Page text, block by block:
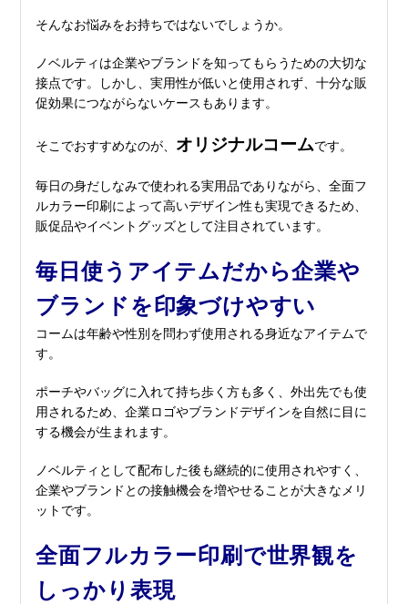
そんなお悩みをお持ちではないでしょうか。
ノベルティは企業やブランドを知ってもらうための大切な
接点です。しかし、実用性が低いと使用されず、十分な販
促効果につながらないケースもあります。
そこでおすすめなのが、 オリジナルコームです。
毎日の身だしなみで使われる実用品でありながら、全面フ
ルカラー印刷によって高いデザイン性も実現できるため、
販促品やイベントグッズとして注目されています。
毎日使うアイテムだから企業や
ブランドを印象づけやすい
コームは年齢や性別を問わず使用される身近なアイテムで
す。
ポーチやバッグに入れて持ち歩く方も多く、外出先でも使
用されるため、企業ロゴやブランドデザインを自然に目に
する機会が生まれます。
ノベルティとして配布した後も継続的に使用されやすく、
企業やブランドとの接触機会を増やせることが大きなメリ
ットです。
全面フルカラー印刷で世界観を
しっかり表現